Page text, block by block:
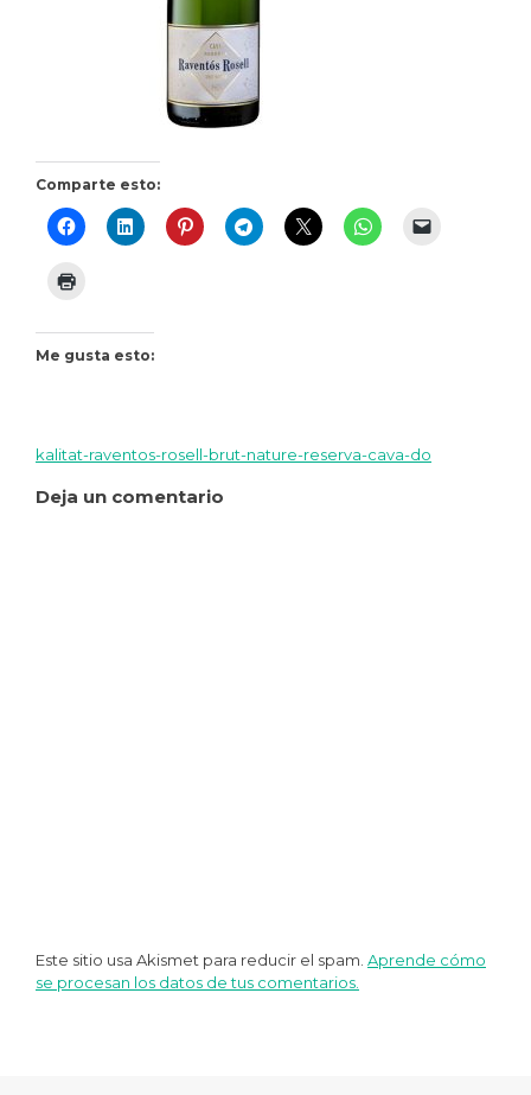
Comparte esto:
Me gusta esto:
Navegación
kalitat-raventos-rosell-brut-nature-reserva-cava-do
Deja un comentario
Este sitio usa Akismet para reducir el spam. Aprende cómo
se procesan los datos de tus comentarios.